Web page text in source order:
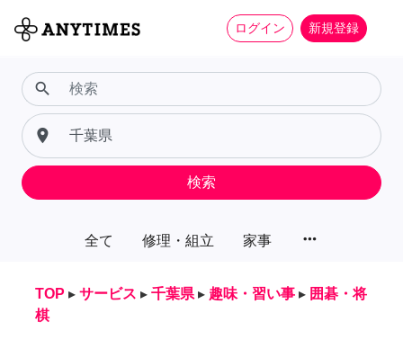
ログイン 新規登録
全て 修理・組立 家事 more_horiz
search
place
検索
TOP ▸ サービス ▸ 千葉県 ▸ 趣味・習い事 ▸ 囲碁・将
棋